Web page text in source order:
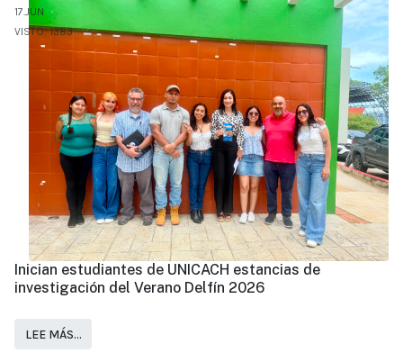
17.JUN
VISTO: 1383
Inician estudiantes de UNICACH estancias de
investigación del Verano Delfín 2026
LEE MÁS…